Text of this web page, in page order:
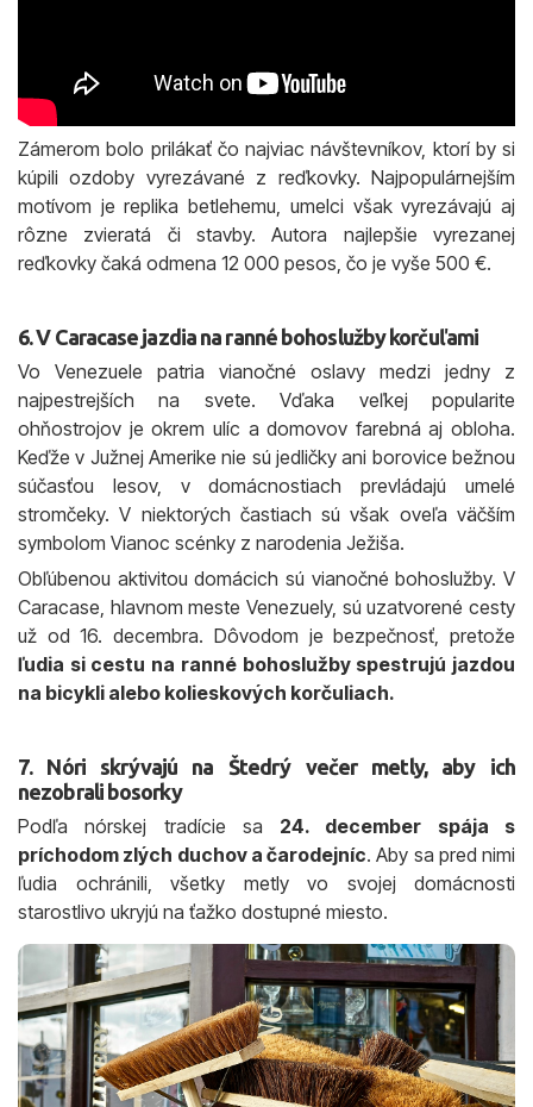
Zámerom bolo prilákať čo najviac návštevníkov, ktorí by si
kúpili ozdoby vyrezávané z reďkovky. Najpopulárnejším
motívom je replika betlehemu, umelci však vyrezávajú aj
rôzne zvieratá či stavby. Autora najlepšie vyrezanej
reďkovky čaká odmena 12 000 pesos, čo je vyše 500 €.
6. V Caracase jazdia na ranné bohoslužby korčuľami
Vo Venezuele patria vianočné oslavy medzi jedny z
najpestrejších na svete. Vďaka veľkej popularite
ohňostrojov je okrem ulíc a domovov farebná aj obloha.
Keďže v Južnej Amerike nie sú jedličky ani borovice bežnou
súčasťou lesov, v domácnostiach prevládajú umelé
stromčeky. V niektorých častiach sú však oveľa väčším
symbolom Vianoc scénky z narodenia Ježiša.
Obľúbenou aktivitou domácich sú vianočné bohoslužby. V
Caracase, hlavnom meste Venezuely, sú uzatvorené cesty
už od 16. decembra. Dôvodom je bezpečnosť, pretože
ľudia si cestu na ranné bohoslužby spestrujú jazdou
na bicykli alebo kolieskových korčuliach.
7. Nóri skrývajú na Štedrý večer metly, aby ich
nezobrali bosorky
Podľa nórskej tradície sa 24. december spája s
príchodom zlých duchov a čarodejníc. Aby sa pred nimi
ľudia ochránili, všetky metly vo svojej domácnosti
starostlivo ukryjú na ťažko dostupné miesto.